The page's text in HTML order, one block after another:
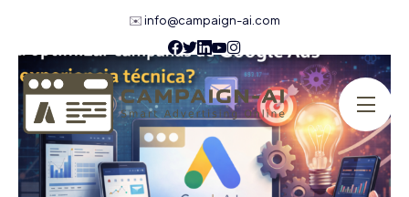
✉️info@campaign-ai.com